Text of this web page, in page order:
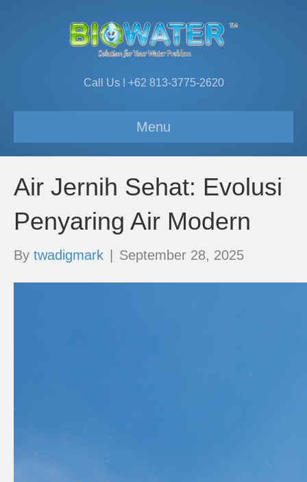
Call Us ! +62 813-3775-2620
Menu
Air Jernih Sehat: Evolusi
Penyaring Air Modern
By twadigmark September 28, 2025